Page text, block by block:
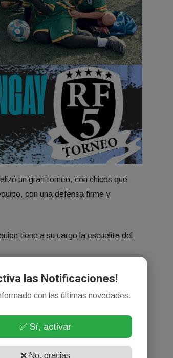
un gran torneo, con chicos que
con una defensa firme y
tiene a su cargo la escuelita del
93.1 MHZ.las Notificaciones!
con las últimas novedades.
✅ Sí, activar
❌ No, gracias